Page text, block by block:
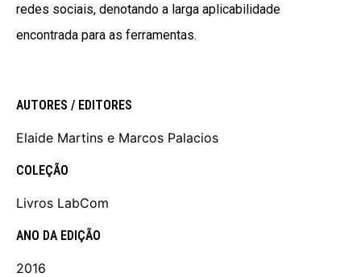
redes sociais, denotando a larga aplicabilidade
encontrada para as ferramentas.
AUTORES / EDITORES
Elaide Martins e Marcos Palacios
COLEÇÃO
Livros LabCom
ANO DA EDIÇÃO
2016